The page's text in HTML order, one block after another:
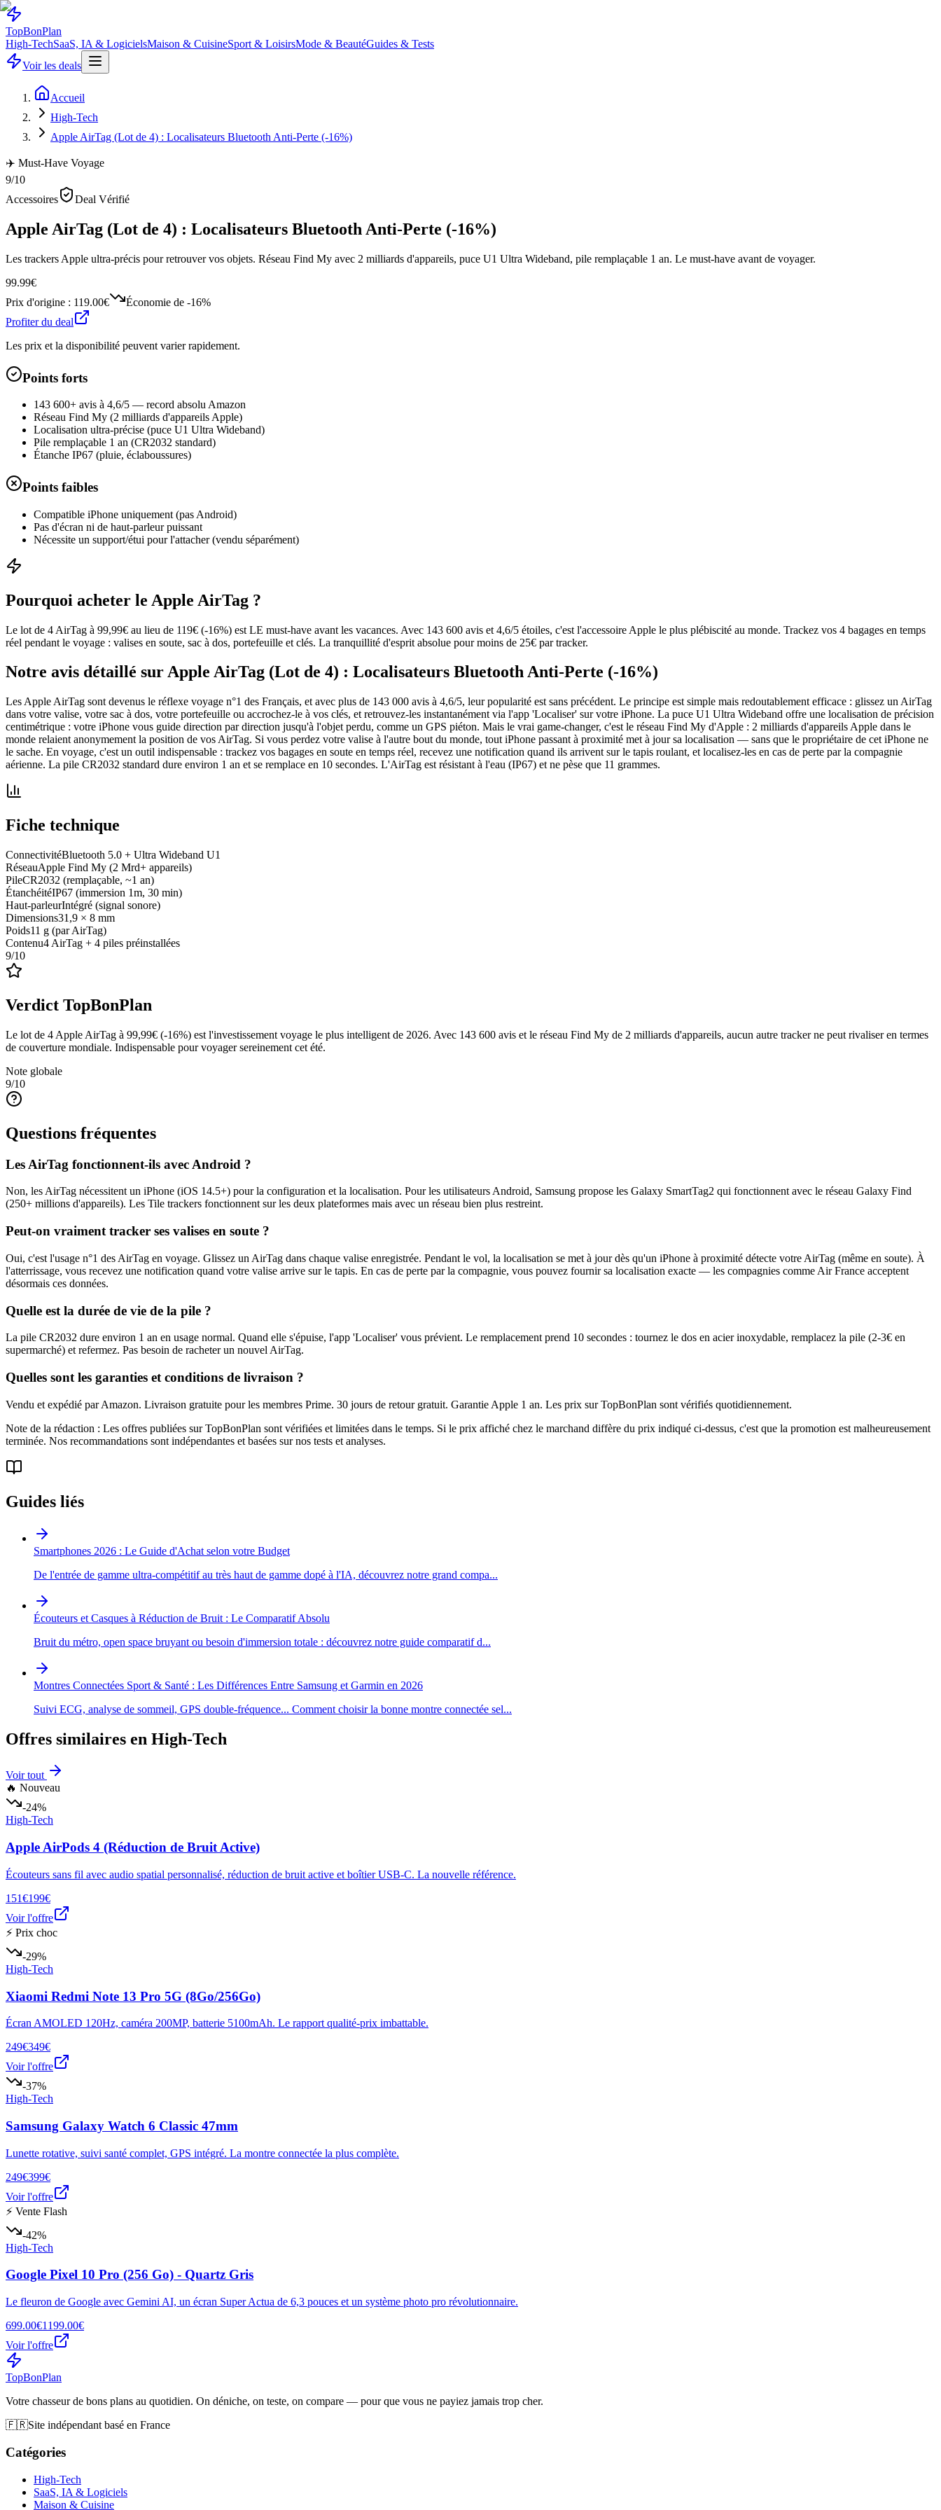
TopBonPlan
High-TechSaaS, IA & LogicielsMaison & CuisineSport & LoisirsMode & BeautéGuides & Tests
Voir les deals
Accueil
High-Tech
Apple AirTag (Lot de 4) : Localisateurs Bluetooth Anti-Perte (-16%)
✈️ Must-Have Voyage
9/10
Accessoires
Deal Vérifié
Apple AirTag (Lot de 4) : Localisateurs Bluetooth Anti-Perte (-16%)
Les trackers Apple ultra-précis pour retrouver vos objets. Réseau Find My avec 2 milliards d'appareils, puce U1 Ultra Wideband, pile remplaçable 1 an. Le must-have avant de voyager.
99.99€
Prix d'origine : 119.00€ Économie de -16%
Profiter du deal
Les prix et la disponibilité peuvent varier rapidement.
Points forts
143 600+ avis à 4,6/5 — record absolu Amazon
Réseau Find My (2 milliards d'appareils Apple)
Localisation ultra-précise (puce U1 Ultra Wideband)
Pile remplaçable 1 an (CR2032 standard)
Étanche IP67 (pluie, éclaboussures)
Points faibles
Compatible iPhone uniquement (pas Android)
Pas d'écran ni de haut-parleur puissant
Nécessite un support/étui pour l'attacher (vendu séparément)
Pourquoi acheter le Apple AirTag ?
Le lot de 4 AirTag à 99,99€ au lieu de 119€ (-16%) est LE must-have avant les vacances. Avec 143 600 avis et 4,6/5 étoiles, c'est l'accessoire Apple le plus plébiscité au monde. Trackez vos 4 bagages en temps
réel pendant le voyage : valises en soute, sac à dos, portefeuille et clés. La tranquillité d'esprit absolue pour moins de 25€ par tracker.
Notre avis détaillé surApple AirTag (Lot de 4) : Localisateurs Bluetooth Anti-Perte (-16%)
Les Apple AirTag sont devenus le réflexe voyage n°1 des Français, et avec plus de 143 000 avis à 4,6/5, leur popularité est sans précédent. Le principe est simple mais redoutablement efficace : glissez un AirTag
dans votre valise, votre sac à dos, votre portefeuille ou accrochez-le à vos clés, et retrouvez-les instantanément via l'app 'Localiser' sur votre iPhone. La puce U1 Ultra Wideband offre une localisation de précision
centimétrique : votre iPhone vous guide direction par direction jusqu'à l'objet perdu, comme un GPS piéton. Mais le vrai game-changer, c'est le réseau Find My d'Apple : 2 milliards d'appareils Apple dans le
monde relaient anonymement la position de vos AirTag. Si vous perdez votre valise à l'autre bout du monde, tout iPhone passant à proximité met à jour sa localisation — sans que le propriétaire de cet iPhone ne
le sache. En voyage, c'est un outil indispensable : trackez vos bagages en soute en temps réel, recevez une notification quand ils arrivent sur le tapis roulant, et localisez-les en cas de perte par la compagnie
aérienne. La pile CR2032 standard dure environ 1 an et se remplace en 10 secondes. L'AirTag est résistant à l'eau (IP67) et ne pèse que 11 grammes.
Fiche technique
ConnectivitéBluetooth 5.0 + Ultra Wideband U1
RéseauApple Find My (2 Mrd+ appareils)
PileCR2032 (remplaçable, ~1 an)
ÉtanchéitéIP67 (immersion 1m, 30 min)
Haut-parleurIntégré (signal sonore)
Dimensions31,9 × 8 mm
Poids11 g (par AirTag)
Contenu4 AirTag + 4 piles préinstallées
9/10
Verdict TopBonPlan
Le lot de 4 Apple AirTag à 99,99€ (-16%) est l'investissement voyage le plus intelligent de 2026. Avec 143 600 avis et le réseau Find My de 2 milliards d'appareils, aucun autre tracker ne peut rivaliser en termes
de couverture mondiale. Indispensable pour voyager sereinement cet été.
Note globale
9/10
Questions fréquentes
Les AirTag fonctionnent-ils avec Android ?
Non, les AirTag nécessitent un iPhone (iOS 14.5+) pour la configuration et la localisation. Pour les utilisateurs Android, Samsung propose les Galaxy SmartTag2 qui fonctionnent avec le réseau Galaxy Find
(250+ millions d'appareils). Les Tile trackers fonctionnent sur les deux plateformes mais avec un réseau bien plus restreint.
Peut-on vraiment tracker ses valises en soute ?
Oui, c'est l'usage n°1 des AirTag en voyage. Glissez un AirTag dans chaque valise enregistrée. Pendant le vol, la localisation se met à jour dès qu'un iPhone à proximité détecte votre AirTag (même en soute). À
l'atterrissage, vous recevez une notification quand votre valise arrive sur le tapis. En cas de perte par la compagnie, vous pouvez fournir sa localisation exacte — les compagnies comme Air France acceptent
désormais ces données.
Quelle est la durée de vie de la pile ?
La pile CR2032 dure environ 1 an en usage normal. Quand elle s'épuise, l'app 'Localiser' vous prévient. Le remplacement prend 10 secondes : tournez le dos en acier inoxydable, remplacez la pile (2-3€ en
supermarché) et refermez. Pas besoin de racheter un nouvel AirTag.
Quelles sont les garanties et conditions de livraison ?
Vendu et expédié par Amazon. Livraison gratuite pour les membres Prime. 30 jours de retour gratuit. Garantie Apple 1 an. Les prix sur TopBonPlan sont vérifiés quotidiennement.
Note de la rédaction : Les offres publiées sur TopBonPlan sont vérifiées et limitées dans le temps. Si le prix affiché chez le marchand diffère du prix indiqué ci-dessus, c'est que la promotion est malheureusement
terminée. Nos recommandations sont indépendantes et basées sur nos tests et analyses.
Guides liés
Smartphones 2026 : Le Guide d'Achat selon votre Budget
De l'entrée de gamme ultra-compétitif au très haut de gamme dopé à l'IA, découvrez notre grand compa...
Écouteurs et Casques à Réduction de Bruit : Le Comparatif Absolu
Bruit du métro, open space bruyant ou besoin d'immersion totale : découvrez notre guide comparatif d...
Montres Connectées Sport & Santé : Les Différences Entre Samsung et Garmin en 2026
Suivi ECG, analyse de sommeil, GPS double-fréquence... Comment choisir la bonne montre connectée sel...
Offres similaires en High-Tech
Voir tout
🔥 Nouveau
-24%
High-Tech
Apple AirPods 4 (Réduction de Bruit Active)
Écouteurs sans fil avec audio spatial personnalisé, réduction de bruit active et boîtier USB-C. La nouvelle référence.
151€199€
Voir l'offre
⚡ Prix choc
-29%
High-Tech
Xiaomi Redmi Note 13 Pro 5G (8Go/256Go)
Écran AMOLED 120Hz, caméra 200MP, batterie 5100mAh. Le rapport qualité-prix imbattable.
249€349€
Voir l'offre
-37%
High-Tech
Samsung Galaxy Watch 6 Classic 47mm
Lunette rotative, suivi santé complet, GPS intégré. La montre connectée la plus complète.
249€399€
Voir l'offre
⚡ Vente Flash
-42%
High-Tech
Google Pixel 10 Pro (256 Go) - Quartz Gris
Le fleuron de Google avec Gemini AI, un écran Super Actua de 6,3 pouces et un système photo pro révolutionnaire.
699.00€1199.00€
Voir l'offre
TopBonPlan
Votre chasseur de bons plans au quotidien. On déniche, on teste, on compare — pour que vous ne payiez jamais trop cher.
🇫🇷Site indépendant basé en France
Catégories
High-Tech
SaaS, IA & Logiciels
Maison & Cuisine